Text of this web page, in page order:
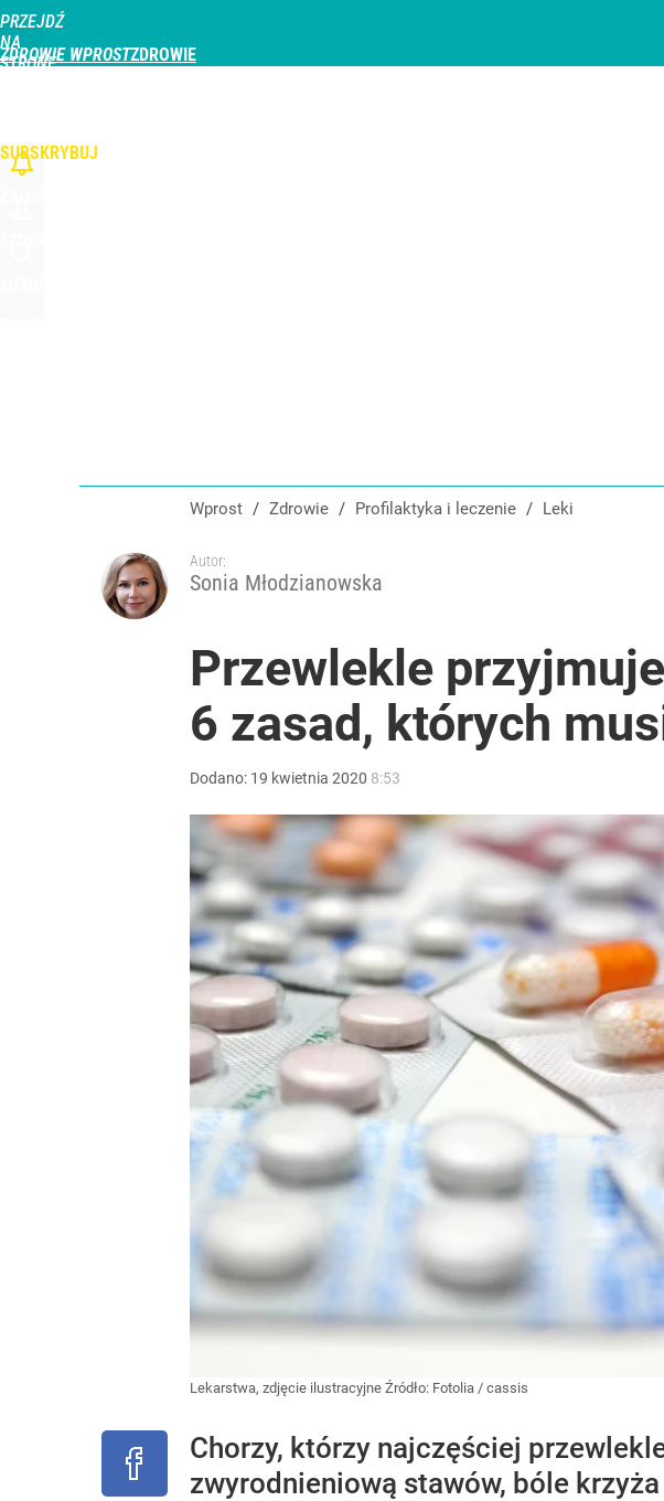
PRZEJDŹ
NA
STRONĘ
ZDROWIE WPROST
SUBSKRYBUJ
Wprost / Zdrowie / Profilaktyka i leczenie / Leki
Autor:
Sonia Młodzianowska
Przewlekle
6 zasad, których
Dodano: 19 kwietnia 2020 8:53
Lekarstwa, zdjęcie ilustracyjne Źródło: Fotolia / cassis
Chorzy, którzy najczęściej
zwyrodnieniową stawów, bóle